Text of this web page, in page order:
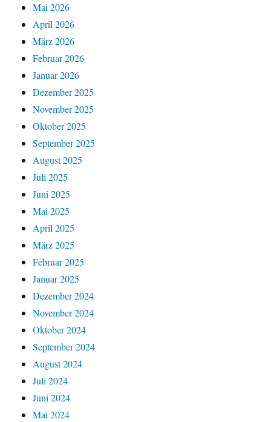
Mai 2026
April 2026
März 2026
Februar 2026
Januar 2026
Dezember 2025
November 2025
Oktober 2025
September 2025
August 2025
Juli 2025
Juni 2025
Mai 2025
April 2025
März 2025
Februar 2025
Januar 2025
Dezember 2024
November 2024
Oktober 2024
September 2024
August 2024
Juli 2024
Juni 2024
Mai 2024